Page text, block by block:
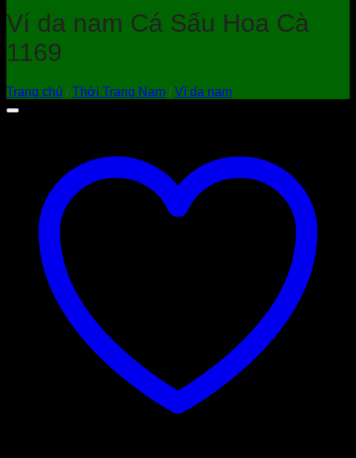
Ví da nam Cá Sấu Hoa Cà
1169
Trang chủ / Thời Trang Nam / Ví da nam